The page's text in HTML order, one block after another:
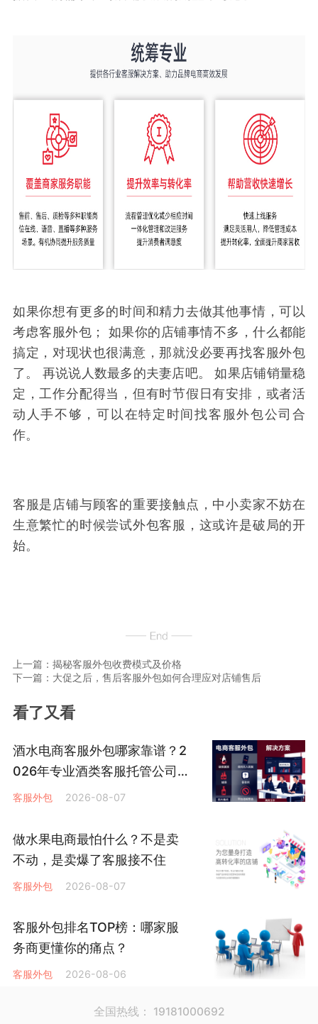
如果你想有更多的时间和精力去做其他事情，可以
考虑客服外包； 如果你的店铺事情不多，什么都能
搞定，对现状也很满意，那就没必要再找客服外包
了。 再说说人数最多的夫妻店吧。 如果店铺销量稳
定，工作分配得当，但有时节假日有安排，或者活
动人手不够，可以在特定时间找客服外包公司合
作。
客服是店铺与顾客的重要接触点，中小卖家不妨在
生意繁忙的时候尝试外包客服，这或许是破局的开
始。
上一篇：揭秘客服外包收费模式及价格
下一篇：大促之后，售后客服外包如何合理应对店铺售后
看了又看
酒水电商客服外包哪家靠谱？2
026年专业酒类客服托管公司
怎么选
客服外包 2026-08-07
做水果电商最怕什么？不是卖
不动，是卖爆了客服接不住
客服外包 2026-08-07
客服外包排名TOP榜：哪家服
务商更懂你的痛点？
客服外包 2026-08-06
全国热线： 19181000692